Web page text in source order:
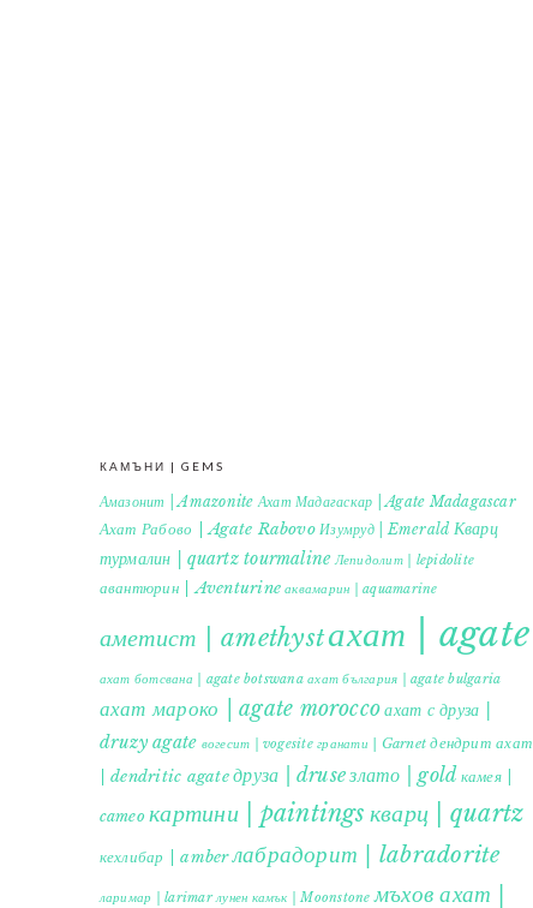
КАМЪНИ | GEMS
Амазонит | Amazonite Ахат Мадагаскар | Agate Madagascar
Ахат Рабово | Agate Rabovo Изумруд | Emerald Кварц
турмалин | quartz tourmaline Лепидолит | lepidolite
авантюрин | Aventurine аквамарин | aquamarine
аметист | amethystахат | agate
ахат ботсвана | agate botswana ахат българия | agate bulgaria
ахат мароко | agate moroccoахат с друза |
druzy agate вогесит | vogesite гранати | Garnet дендрит ахат
| dendritic agateдруза | druseзлато | gold камея |
cameo картини | paintings кварц | quartz
кехлибар | amberлабрадорит | labradorite
ларимар | larimar лунен камък | Moonstone мъхов ахат |